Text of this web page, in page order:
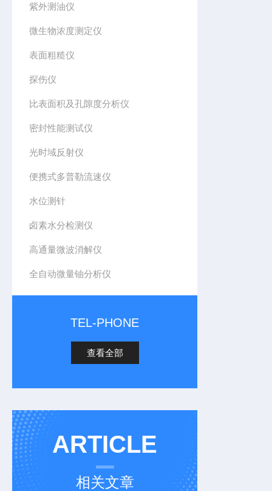
紫外测油仪
微生物浓度测定仪
表面粗糙仪
探伤仪
比表面积及孔隙度分析仪
密封性能测试仪
光时域反射仪
便携式多普勒流速仪
水位测针
卤素水分检测仪
高通量微波消解仪
全自动微量铀分析仪
TEL-PHONE
查看全部
ARTICLE
相关文章